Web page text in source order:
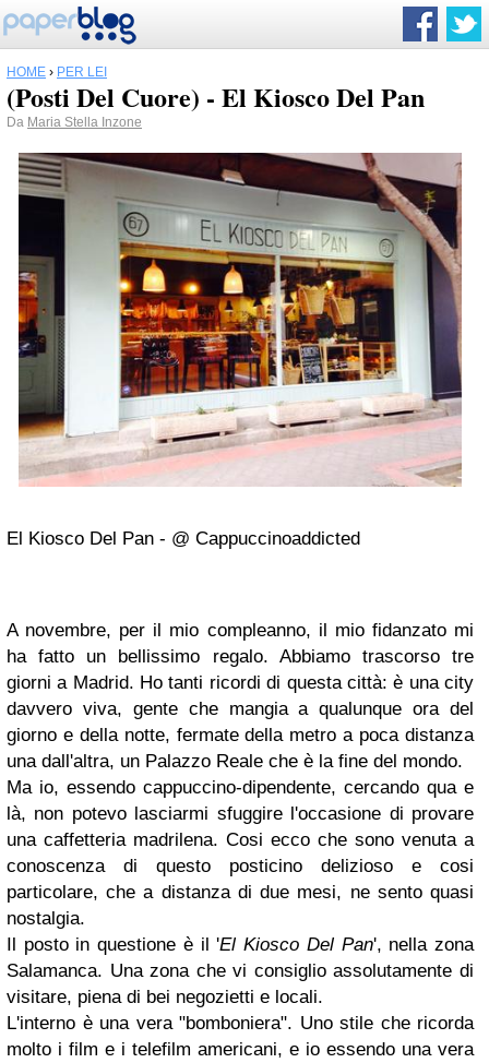
HOME › PER LEI
(Posti Del Cuore) - El Kiosco Del Pan
Da Maria Stella Inzone
El Kiosco Del Pan - @ Cappuccinoaddicted
A novembre, per il mio compleanno, il mio fidanzato mi
ha fatto un bellissimo regalo. Abbiamo trascorso tre
giorni a Madrid. Ho tanti ricordi di questa città: è una city
davvero viva, gente che mangia a qualunque ora del
giorno e della notte, fermate della metro a poca distanza
una dall'altra, un Palazzo Reale che è la fine del mondo.
Ma io, essendo cappuccino-dipendente, cercando qua e
là, non potevo lasciarmi sfuggire l'occasione di provare
una caffetteria madrilena. Cosi ecco che sono venuta a
conoscenza di questo posticino delizioso e cosi
particolare, che a distanza di due mesi, ne sento quasi
nostalgia.
Il posto in questione è il 'El Kiosco Del Pan', nella zona
Salamanca. Una zona che vi consiglio assolutamente di
visitare, piena di bei negozietti e locali.
L'interno è una vera "bomboniera". Uno stile che ricorda
molto i film e i telefilm americani, e io essendo una vera